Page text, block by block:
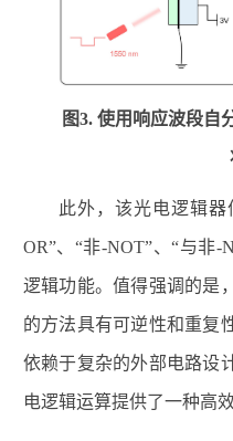
图3.使用响应波段自
此外，该光电逻辑
OR”、“非-NOT”、“与非-
逻辑功能。值得强调的是
的方法具有可逆性和重复
依赖于复杂的外部电路设
电逻辑运算提供了一种高